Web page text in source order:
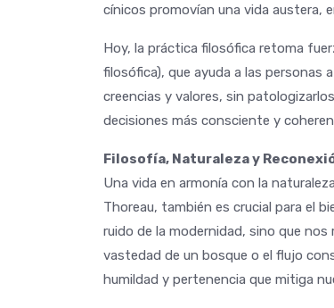
cínicos promovían una vida austera,
Hoy, la práctica filosófica retoma
filosófica), que ayuda a las personas
creencias y valores, sin
decisiones más consciente y
Filosofía, Naturaleza y
Una vida en armonía con la
Thoreau, también es crucial para el
ruido de la modernidad, sino que
vastedad de un bosque o el flujo
humildad y pertenencia que mitiga